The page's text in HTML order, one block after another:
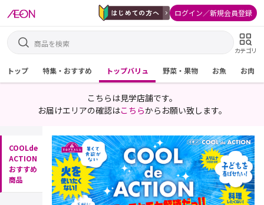
ログイン／新規会員登録
カテゴリ
トップ 特集・おすすめ トップバリュ 野菜・果物 お魚 お肉
こちらは見学店舗です。
お届けエリアの確認はこちらからお願い致します。
COOLde
ACTION
おすすめ
商品